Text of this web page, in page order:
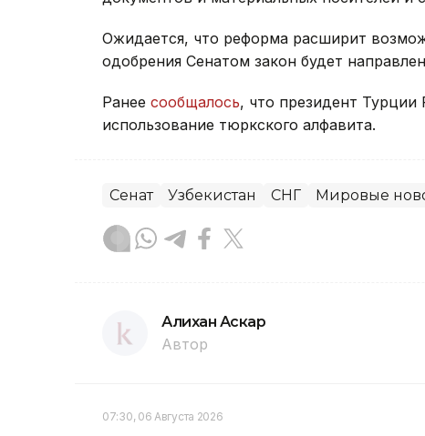
Ожидается, что реформа расширит
одобрения Сенатом закон будет
Ранее сообщалось, что президент
использование тюркского алфавита.
Сенат Узбекистан СНГ Мировые
Алихан Аскар
Автор
07:30, 06 Августа 2026